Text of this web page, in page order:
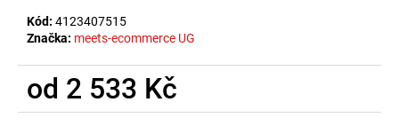
Kód: 4123407515
Značka: meets-ecommerce UG
od 2 533 Kč
Měrná